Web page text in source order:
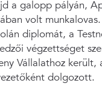
a galopp pályán,
volt
diplomát, a
végzettséget
Vállalathoz került,
dolgozott.